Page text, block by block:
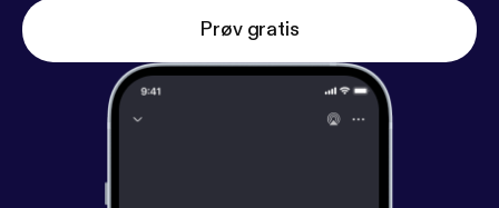
Prøv gratis